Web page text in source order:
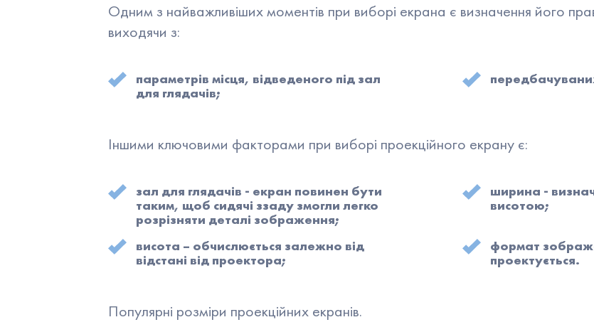
Одним з найважливіших моментів при виборі екрана є визначення його
виходячи з:
параметрів місця, відведеного під зал
для глядачів;
Іншими ключовими факторами при виборі проекційного екрану є:
зал для глядачів - екран повинен бути
таким, щоб сидячі ззаду змогли легко
розрізняти деталі зображення;
ширина -
висотою;
висота – обчислюється залежно від
відстані від проектора;
формат
проектується.
Популярні розміри проекційних екранів.